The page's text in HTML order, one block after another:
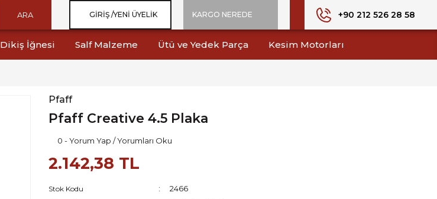
ARA GIRIŞ /YENI ÜYELIK KARGO NEREDE +90 212 526 28 58
Dikiş İğnesi Salf Malzeme Ütü ve Yedek Parça Kesim Motorları
Pfaff
Pfaff Creative 4.5 Plaka
0 - Yorum Yap / Yorumları Oku
2.142,38 TL
Stok Kodu 2466